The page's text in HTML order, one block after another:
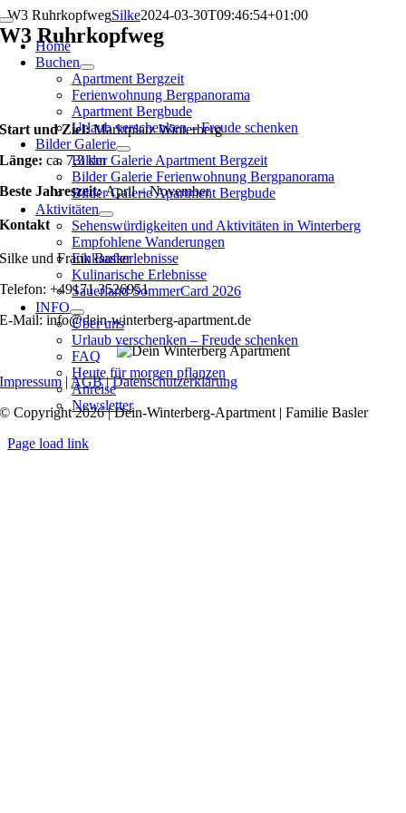
Zum
Inhalt
springen
Toggle
Navigation
Home
Buchen
Apartment Bergzeit
Ferienwohnung Bergpanorama
Apartment Bergbude
Urlaub verschenken – Freude schenken
Bilder Galerie
Bilder Galerie Apartment Bergzeit
Bilder Galerie Ferienwohnung Bergpanorama
Bilder Galerie Apartment Bergbude
Aktivitäten
Sehenswürdigkeiten und Aktivitäten in Winterberg
Empfohlene Wanderungen
Einkaufserlebnisse
Kulinarische Erlebnisse
Sauerland SommerCard 2026
INFO
Über uns
Urlaub verschenken – Freude schenken
FAQ
Heute für morgen pflanzen
Anreise
Newsletter
W3 RuhrkopfwegSilke2024-03-30T09:46:54+01:00
W3 Ruhrkopfweg
Start und Ziel:Marktplatz Winterberg
Länge: ca. 7,3 km
Beste Jahreszeit:April – November
Kontakt
Silke und Frank Basler
Telefon: +49171 3526951
E-Mail: info@dein-winterberg-apartment.de
Impressum | AGB|Datenschutzerklärung
© Copyright 2026 | Dein-Winterberg-Apartment | Familie Basler
Page load link